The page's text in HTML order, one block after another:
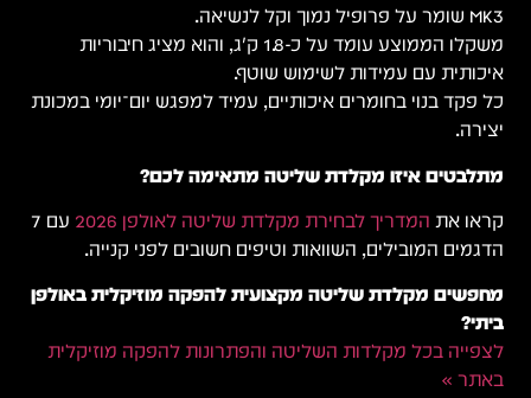
MK3 שומר על פרופיל נמוך וקל לנשיאה.
משקלו הממוצע עומד על כ-1.8 ק״ג, והוא מציג חיבוריות
איכותית עם עמידות לשימוש שוטף.
כל פקד בנוי בחומרים איכותיים, עמיד למפגש יום־יומי במכונת
יצירה.
מתלבטים איזו מקלדת שליטה מתאימה לכם?
קראו את המדריך לבחירת מקלדת שליטה לאולפן 2026
עם 7
הדגמים המובילים, השוואות וטיפים חשובים לפני קנייה.
מחפשים מקלדת שליטה מקצועית להפקה מוזיקלית באולפן
ביתי?
לצפייה בכל מקלדות השליטה והפתרונות להפקה מוזיקלית
באתר »